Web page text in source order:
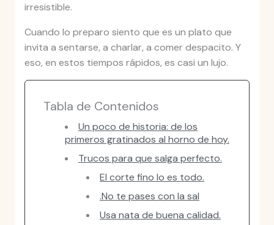
irresistible.
Cuando lo preparo siento que es un plato que
invita a sentarse, a charlar, a comer despacito. Y
eso, en estos tiempos rápidos, es casi un lujo.
Tabla de Contenidos
Un poco de historia: de los
primeros gratinados al horno de hoy.
Trucos para que salga perfecto.
El corte fino lo es todo.
.No te pases con la sal
Usa nata de buena calidad.